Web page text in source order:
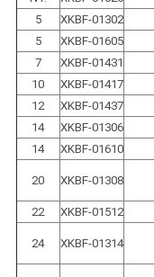
5
XKBF-01302
5
XKBF-01605
7
XKBF-01431
10
XKBF-01417
12
XKBF-01437
14
XKBF-01306
14
XKBF-01610
20 XKBF-01308
22
XKBF-01512
24 XKBF-01314